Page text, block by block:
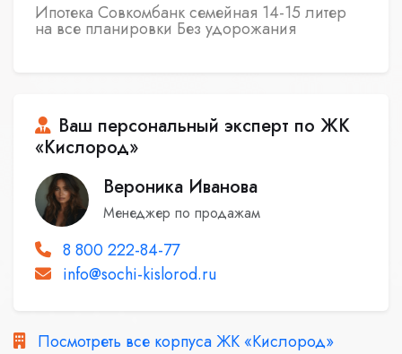
Ипотека Совкомбанк семейная 14-15 литер
на все планировки Без удорожания
Ваш персональный эксперт по ЖК
«Кислород»
Вероника Иванова
Менеджер по продажам
8 800 222-84-77
info@sochi-kislorod.ru
Посмотреть все корпуса ЖК «Кислород»